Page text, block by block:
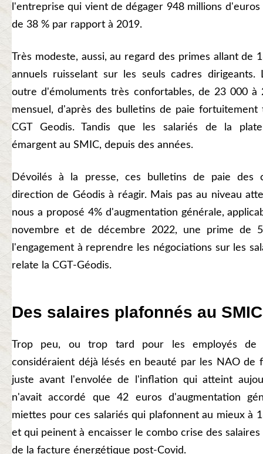
l'entreprise qui vient de dégager 948 millions
de 38 % par rapport à 2019.
Très modeste, aussi, au regard des primes allant de
annuels ruisselant sur les seuls cadres dirigeants.
outre d'émoluments très confortables, de 23 000 à
mensuel, d'après des bulletins de paie fortuitement
CGT Geodis. Tandis que les salariés de la
émargent au SMIC, depuis des années.
Dévoilés à la presse, ces bulletins de paie des
direction de Géodis à réagir. Mais pas au niveau
nous a proposé 4% d'augmentation générale,
novembre et de décembre 2022, une prime de
l'engagement à reprendre les négociations sur les
relate la CGT-Géodis.
Des salaires plafonnés au SMIC
Trop peu, ou trop tard pour les employés de
considéraient déjà lésés en beauté par les NAO de
juste avant l'envolée de l'inflation qui atteint
n'avait accordé que 42 euros d'augmentation
miettes pour ces salariés qui plafonnent au mieux à
et qui peinent à encaisser le combo crise des
de la facture énergétique post-Covid.